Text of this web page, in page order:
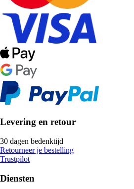
Levering en retour
30 dagen bedenktijd
Retourneer je bestelling
Trustpilot
Diensten